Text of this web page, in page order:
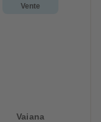
Vente
Vaiana